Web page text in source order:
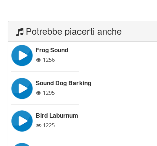
Potrebbe piacerti anche
Frog Sound
1256
Sound Dog Barking
1295
Bird Laburnum
1225